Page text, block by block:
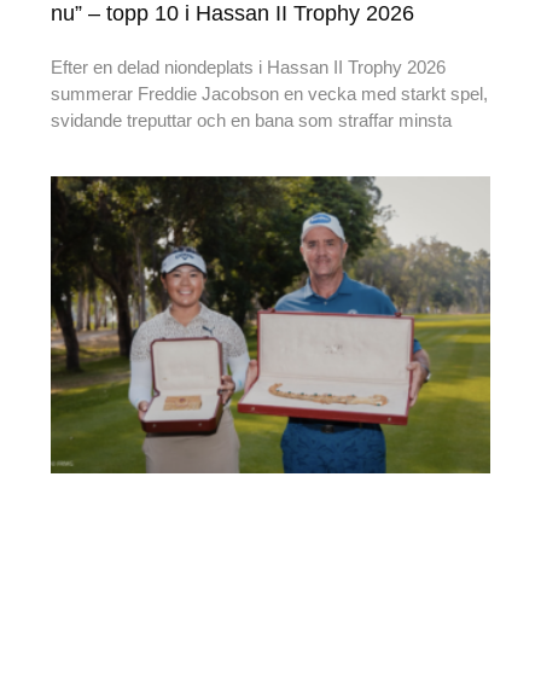
nu” – topp 10 i Hassan II Trophy 2026
Efter en delad niondeplats i Hassan II Trophy 2026
summerar Freddie Jacobson en vecka med starkt spel,
svidande treputtar och en bana som straffar minsta